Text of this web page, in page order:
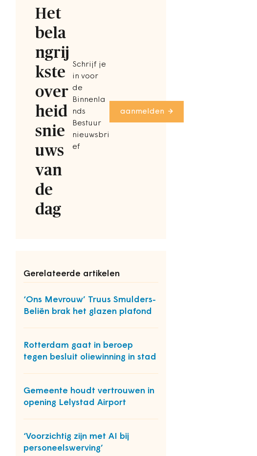
Het
bela
ngrij
kste
over
heid
snie
uws
van
de
dag
Schrijf je
in voor
de
Binnenla
nds
Bestuur
nieuwsbri
ef
aanmelden
Gerelateerde artikelen
‘Ons Mevrouw’ Truus Smulders-
Beliën brak het glazen plafond
Rotterdam gaat in beroep
tegen besluit oliewinning in stad
Gemeente houdt vertrouwen in
opening Lelystad Airport
‘Voorzichtig zijn met AI bij
personeelswerving’